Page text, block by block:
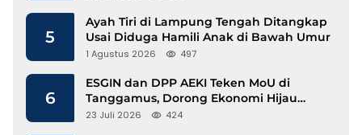
5
Ayah Tiri di Lampung Tengah Ditangkap
Usai Diduga Hamili Anak di Bawah Umur
1 Agustus 2026 497
6
ESGIN dan DPP AEKI Teken MoU di
Tanggamus, Dorong Ekonomi Hijau
Berbasis Kopi dan Perdagangan Karbon
23 Juli 2026 424